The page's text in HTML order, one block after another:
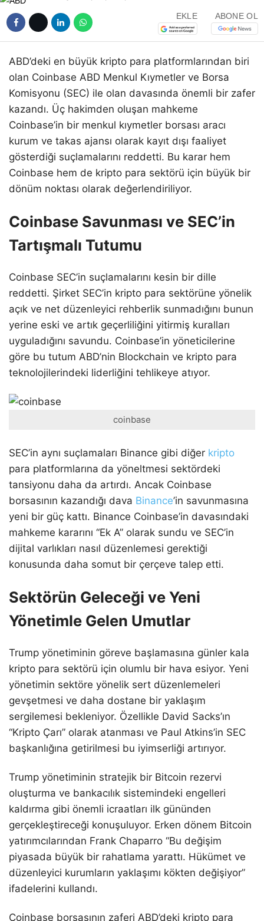
EKLE ABONE OL
ABD’deki en büyük kripto para platformlarından biri
olan Coinbase ABD Menkul Kıymetler ve Borsa
Komisyonu (SEC) ile olan davasında önemli bir zafer
kazandı. Üç hakimden oluşan mahkeme
Coinbase’in bir menkul kıymetler borsası aracı
kurum ve takas ajansı olarak kayıt dışı faaliyet
gösterdiği suçlamalarını reddetti. Bu karar hem
Coinbase hem de kripto para sektörü için büyük bir
dönüm noktası olarak değerlendiriliyor.
Coinbase Savunması ve SEC’in
Tartışmalı Tutumu
Coinbase SEC’in suçlamalarını kesin bir dille
reddetti. Şirket SEC’in kripto para sektörüne yönelik
açık ve net düzenleyici rehberlik sunmadığını bunun
yerine eski ve artık geçerliliğini yitirmiş kuralları
uyguladığını savundu. Coinbase’in yöneticilerine
göre bu tutum ABD’nin Blockchain ve kripto para
teknolojilerindeki liderliğini tehlikeye atıyor.
coinbase
SEC’in aynı suçlamaları Binance gibi diğer kripto
para platformlarına da yöneltmesi sektördeki
tansiyonu daha da artırdı. Ancak Coinbase
borsasının kazandığı dava Binance’in savunmasına
yeni bir güç kattı. Binance Coinbase’in davasındaki
mahkeme kararını “Ek A” olarak sundu ve SEC’in
dijital varlıkları nasıl düzenlemesi gerektiği
konusunda daha somut bir çerçeve talep etti.
Sektörün Geleceği ve Yeni
Yönetimle Gelen Umutlar
Trump yönetiminin göreve başlamasına günler kala
kripto para sektörü için olumlu bir hava esiyor. Yeni
yönetimin sektöre yönelik sert düzenlemeleri
gevşetmesi ve daha dostane bir yaklaşım
sergilemesi bekleniyor. Özellikle David Sacks’ın
“Kripto Çarı” olarak atanması ve Paul Atkins’in SEC
başkanlığına getirilmesi bu iyimserliği artırıyor.
Trump yönetiminin stratejik bir Bitcoin rezervi
oluşturma ve bankacılık sistemindeki engelleri
kaldırma gibi önemli icraatları ilk gününden
gerçekleştireceği konuşuluyor. Erken dönem Bitcoin
yatırımcılarından Frank Chaparro “Bu değişim
piyasada büyük bir rahatlama yarattı. Hükümet ve
düzenleyici kurumların yaklaşımı kökten değişiyor”
ifadelerini kullandı.
Coinbase borsasının zaferi ABD’deki kripto para